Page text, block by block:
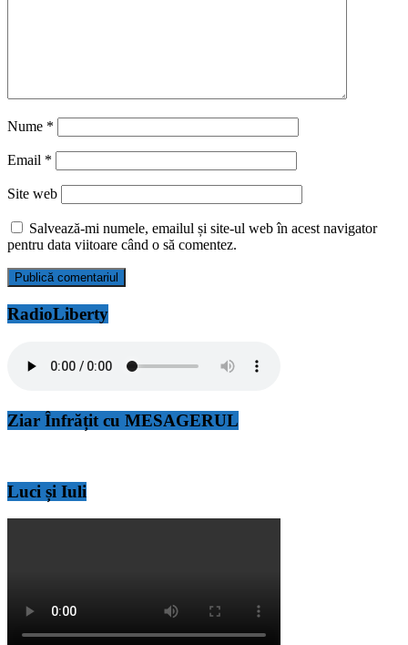
Nume *
Email *
Site web
Salvează-mi numele, emailul și site-ul web în acest navigator
pentru data viitoare când o să comentez.
RadioLiberty
Ziar Înfrățit cu MESAGERUL
Luci și Iuli